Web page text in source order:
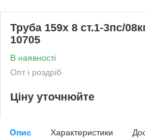
Труба 159х 8 ст.1-3пс/
10705
В наявності
Опт і роздріб
Ціну уточнюйте
Опис Характеристики